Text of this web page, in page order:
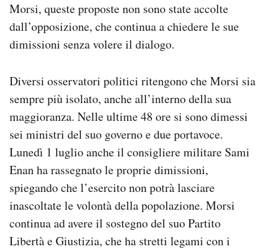
Morsi, queste proposte non sono state accolte
dall’opposizione, che continua a chiedere le sue
dimissioni senza volere il dialogo.
Diversi osservatori politici ritengono che Morsi sia
sempre più isolato, anche all’interno della sua
maggioranza. Nelle ultime 48 ore si sono dimessi
sei ministri del suo governo e due portavoce.
Lunedì 1 luglio anche il consigliere militare Sami
Enan ha rassegnato le proprie dimissioni,
spiegando che l’esercito non potrà lasciare
inascoltate le volontà della popolazione. Morsi
continua ad avere il sostegno del suo Partito
Libertà e Giustizia, che ha stretti legami con i